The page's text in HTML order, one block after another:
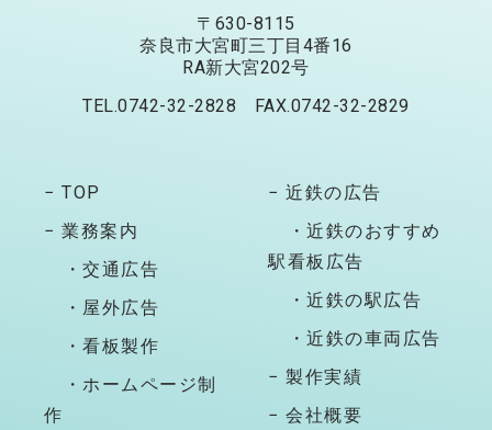
〒630-8115
奈良市大宮町三丁目4番16
RA新大宮202号
TEL.0742-32-2828 FAX.0742-32-2829
− TOP
− 業務案内
・交通広告
・屋外広告
・看板製作
・ホームページ制
作
− 近鉄の広告
・近鉄のおすすめ
駅看板広告
・近鉄の駅広告
・近鉄の車両広告
− 製作実績
− 会社概要